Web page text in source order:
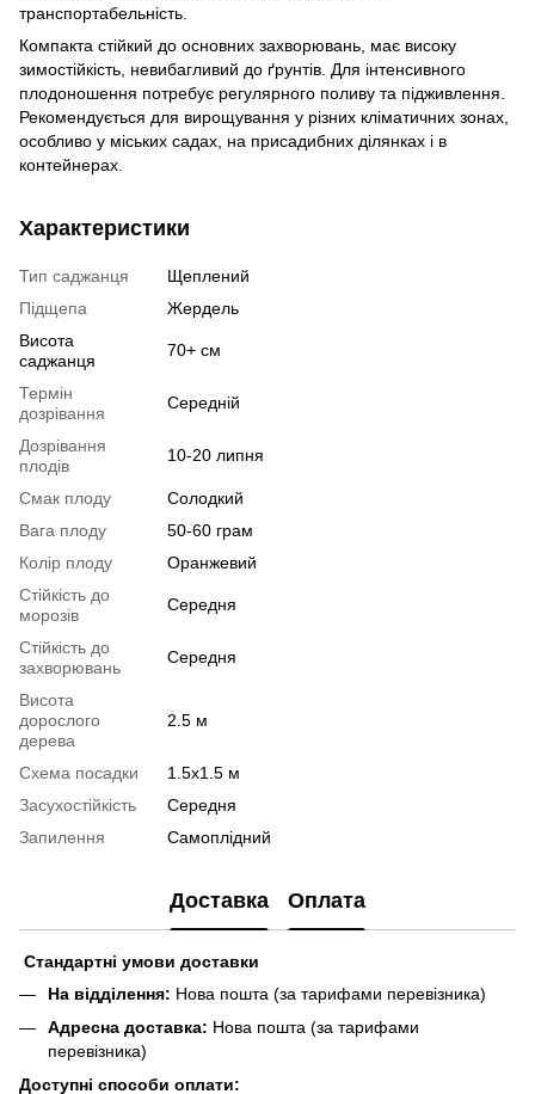
транспортабельність.
Компакта стійкий до основних захворювань, має високу
зимостійкість, невибагливий до ґрунтів. Для інтенсивного
плодоношення потребує регулярного поливу та підживлення.
Рекомендується для вирощування у різних кліматичних зонах,
особливо у міських садах, на присадибних ділянках і в
контейнерах.
Характеристики
Тип саджанця
Щеплений
Підщепа
Жердель
Висота
саджанця
70+ см
Термін
дозрівання
Середній
Дозрівання
плодів
10-20 липня
Смак плоду
Солодкий
Вага плоду
50-60 грам
Колір плоду
Оранжевий
Стійкість до
морозів
Середня
Стійкість до
захворювань
Середня
Висота
дорослого
дерева
2.5 м
Схема посадки
1.5х1.5 м
Засухостійкість
Середня
Запилення
Самоплідний
Доставка Оплата
Стандартні умови доставки
На відділення: Нова пошта (за тарифами перевізника)
Адресна доставка: Нова пошта (за тарифами
перевізника)
Доступні способи оплати: